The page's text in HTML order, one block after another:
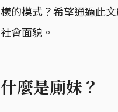
樣的模式？希望通過此
社會面貌。
什麼是廁妹？